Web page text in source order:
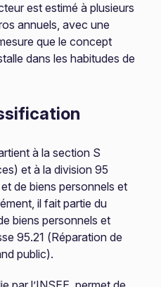
est estimé à plusieurs
annuels, avec une
que le concept
dans les habitudes de
à la section S
et à la division 95
de biens personnels et
il fait partie du
biens personnels et
95.21 (Réparation de
public).